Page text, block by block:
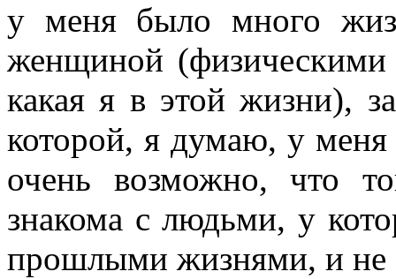
у меня было много
женщиной (физическими
какая я в этой жизни),
которой, я думаю, у меня
очень возможно, что
знакома с людьми, у
прошлыми жизнями, и не